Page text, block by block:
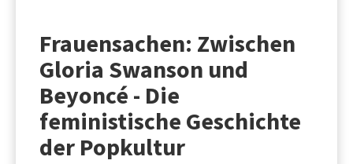
Frauensachen: Zwischen
Gloria Swanson und
Beyoncé - Die
feministische Geschichte
der Popkultur